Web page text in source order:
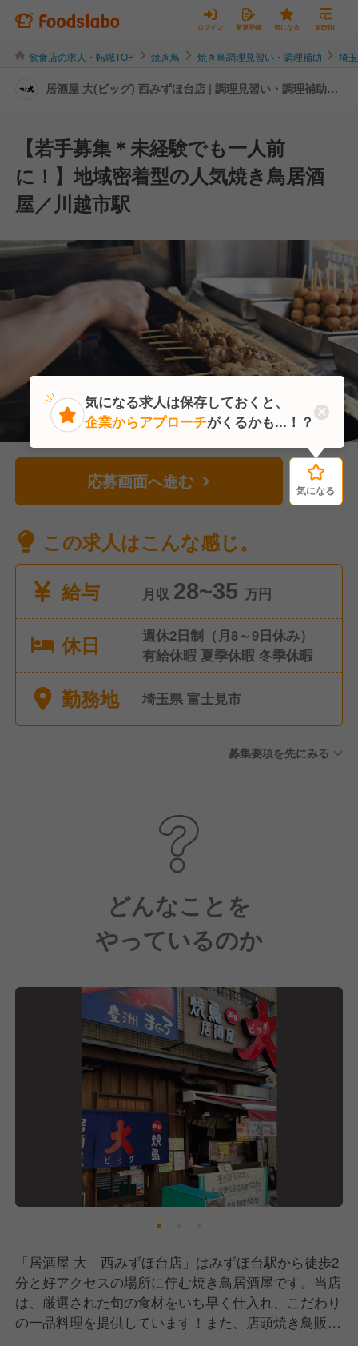
ログイン 新規登録 気になる MENU
飲食店の求人・転職TOP 焼き鳥 焼き鳥調理見習い・調理補助 埼
居酒屋 大(ビッグ) 西みずほ台店 | 調理見習い・調理補助の
【若手募集＊未経験でも一人前
に！】地域密着型の人気焼き鳥居酒
屋／川越市駅
応募画面へ進む 気になる
この求人はこんな感じ。
給与
月収 28~35 万円
休日
週休2日制（月8～9日休み）
有給休暇 夏季休暇 冬季休暇
勤務地 埼玉県 富士見市
募集要項を先にみる
どんなことを
やっているのか
「居酒屋 大 西みずほ台店」はみずほ台駅から徒歩2
分と好アクセスの場所に佇む焼き鳥居酒屋です。当店
は、厳選された旬の食材をいち早く仕入れ、こだわり
の一品料理を提供しています！また、店頭焼き鳥販売
気になる
気になる求人は保存しておくと、
企業からアプローチがくるかも...！？